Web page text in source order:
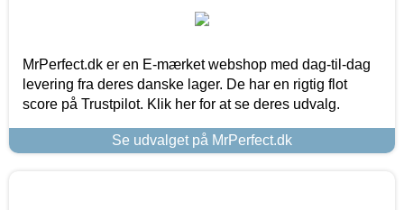
MrPerfect.dk er en E-mærket webshop med dag-til-dag
levering fra deres danske lager. De har en rigtig flot
score på Trustpilot. Klik her for at se deres udvalg.
Se udvalget på MrPerfect.dk